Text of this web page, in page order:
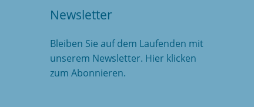
Newsletter
Bleiben Sie auf dem Laufenden mit
unserem Newsletter. Hier klicken
zum Abonnieren.